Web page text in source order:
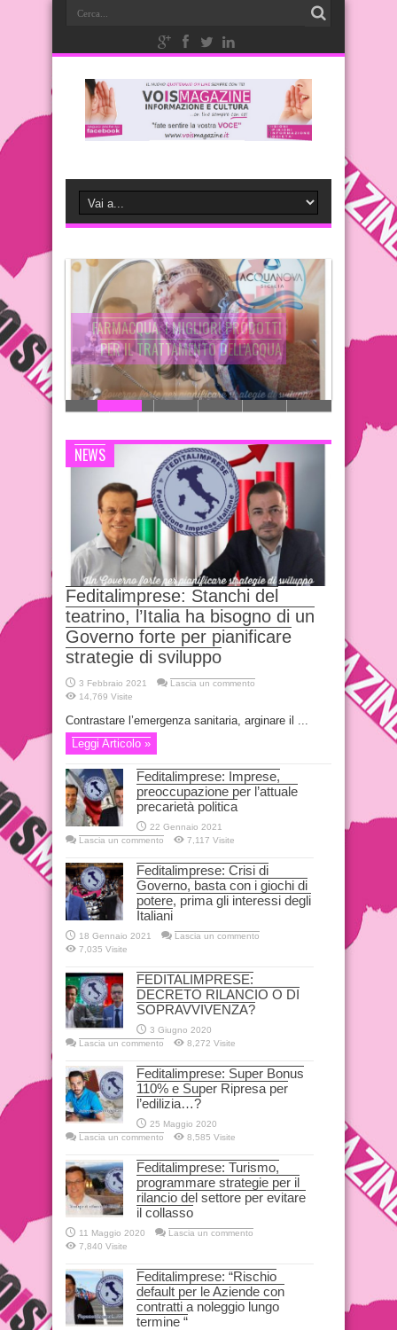
FARMACQUA: I MIGLIORI PRODOTTI PER
IL TRATTAMENTO DELL’ACQUA
NEWS
Feditalimprese: Stanchi del
teatrino, l’Italia ha bisogno di un
Governo forte per pianificare
strategie di sviluppo
3 Febbraio 2021
Lascia un commento
14,769 Visite
Contrastare l’emergenza sanitaria, arginare il ...
Leggi Articolo »
Feditalimprese: Imprese,
preoccupazione per l’attuale
precarietà politica
22 Gennaio 2021
Lascia un commento
7,117 Visite
Feditalimprese: Crisi di
Governo, basta con i giochi di
potere, prima gli interessi degli
Italiani
18 Gennaio 2021
Lascia un commento
7,035 Visite
FEDITALIMPRESE:
DECRETO RILANCIO O DI
SOPRAVVIVENZA?
3 Giugno 2020
Lascia un commento
8,272 Visite
Feditalimprese: Super Bonus
110% e Super Ripresa per
l’edilizia…?
25 Maggio 2020
Lascia un commento
8,585 Visite
Feditalimprese: Turismo,
programmare strategie per il
rilancio del settore per evitare
il collasso
11 Maggio 2020
Lascia un commento
7,840 Visite
Feditalimprese: “Rischio
default per le Aziende con
contratti a noleggio lungo
termine “